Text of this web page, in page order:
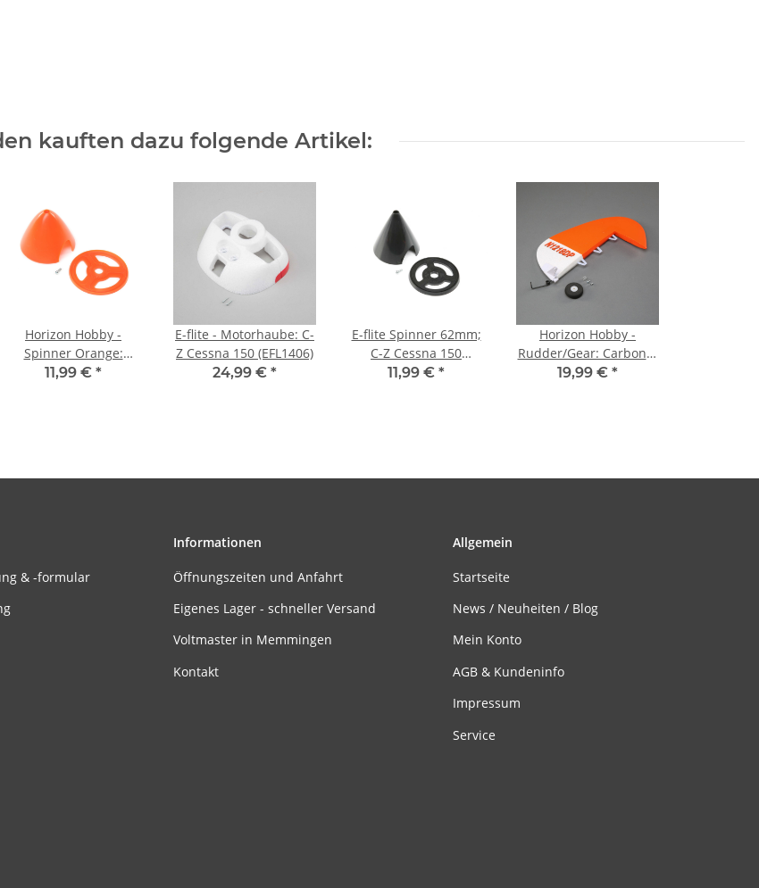
kauften dazu folgende Artikel:
Horizon Hobby -
Spinner Orange:
Carbon-Z Cub SS
11,99 € *
E-flite - Motorhaube: C-
Z Cessna 150 (EFL1406)
24,99 € *
E-flite Spinner 62mm;
C-Z Cessna 150
(EFL1420)
11,99 € *
Horizon Hobby -
Rudder/Gear: Carbon-Z
Cub SS 2m (EFL12405)
19,99 € *
& -formular
Informationen
Öffnungszeiten und Anfahrt
Eigenes Lager - schneller Versand
Voltmaster in Memmingen
Kontakt
Allgemein
Startseite
News / Neuheiten / Blog
Mein Konto
AGB & Kundeninfo
Impressum
Service